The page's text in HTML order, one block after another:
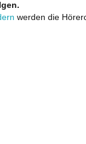
werden die